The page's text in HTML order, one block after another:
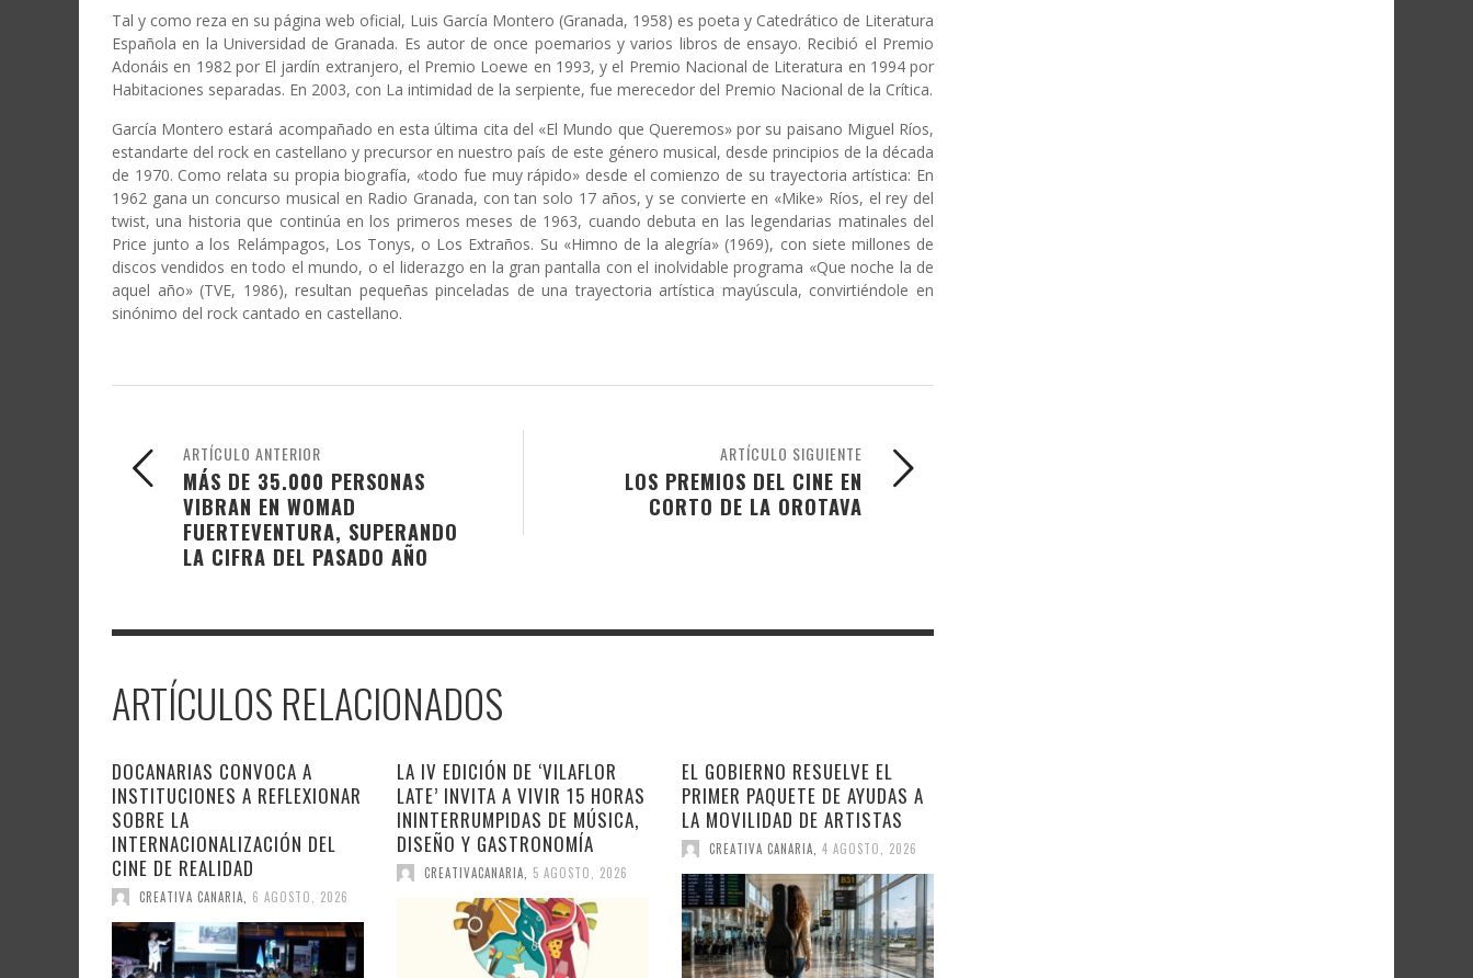
Tal y como reza en su página web oficial, Luis García Montero (Granada, 1958) es poeta y Catedrático de Literatura
Española en la Universidad de Granada. Es autor de once poemarios y varios libros de ensayo. Recibió el Premio
Adonáis en 1982 por El jardín extranjero, el Premio Loewe en 1993, y el Premio Nacional de Literatura en 1994 por
Habitaciones separadas. En 2003, con La intimidad de la serpiente, fue merecedor del Premio Nacional de la Crítica.
García Montero estará acompañado en esta última cita del «El Mundo que Queremos» por su paisano Miguel Ríos,
estandarte del rock en castellano y precursor en nuestro país de este género musical, desde principios de la década
de 1970. Como relata su propia biografía, «todo fue muy rápido» desde el comienzo de su trayectoria artística: En
1962 gana un concurso musical en Radio Granada, con tan solo 17 años, y se convierte en «Mike» Ríos, el rey del
twist, una historia que continúa en los primeros meses de 1963, cuando debuta en las legendarias matinales del
Price junto a los Relámpagos, Los Tonys, o Los Extraños. Su «Himno de la alegría» (1969), con siete millones de
discos vendidos en todo el mundo, o el liderazgo en la gran pantalla con el inolvidable programa «Que noche la de
aquel año» (TVE, 1986), resultan pequeñas pinceladas de una trayectoria artística mayúscula, convirtiéndole en
sinónimo del rock cantado en castellano.
ARTÍCULO SIGUIENTE
LOS PREMIOS DEL CINE EN
CORTO DE LA OROTAVA
ARTÍCULO ANTERIOR
MÁS DE 35.000 PERSONAS
VIBRAN EN WOMAD
FUERTEVENTURA, SUPERANDO
LA CIFRA DEL PASADO AÑO
ARTÍCULOS RELACIONADOS
DOCANARIAS CONVOCA A
INSTITUCIONES A REFLEXIONAR
SOBRE LA
INTERNACIONALIZACIÓN DEL
CINE DE REALIDAD
CREATIVA CANARIA 6 AGOSTO, 2026
LA IV EDICIÓN DE ‘VILAFLOR
LATE’ INVITA A VIVIR 15 HORAS
ININTERRUMPIDAS DE MÚSICA,
DISEÑO Y GASTRONOMÍA
CREATIVACANARIA 5 AGOSTO, 2026
EL GOBIERNO RESUELVE EL
PRIMER PAQUETE DE AYUDAS A
LA MOVILIDAD DE ARTISTAS
CREATIVA CANARIA 4 AGOSTO, 2026